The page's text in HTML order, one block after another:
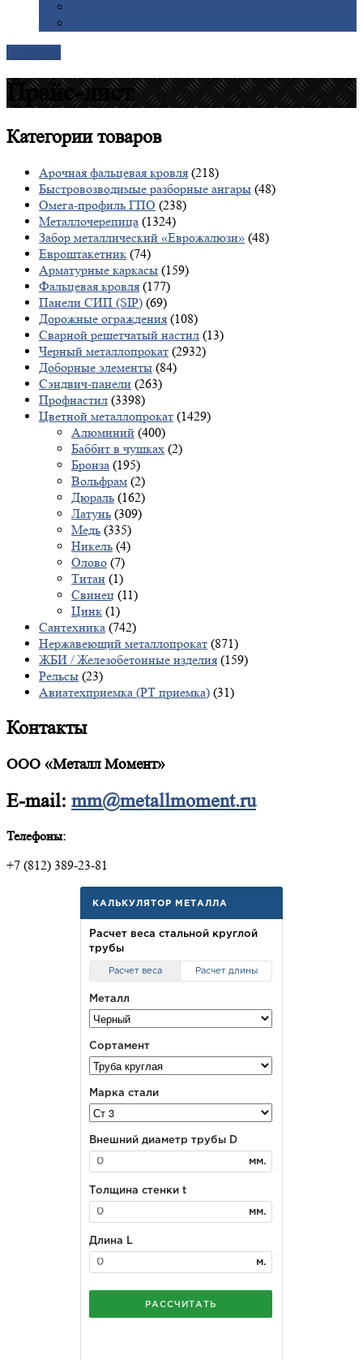
Прайс-лист
Категориитоваров
Арочная фальцевая кровля (218)
Быстровозводимые разборные ангары (48)
Омега-профиль ГПО (238)
Металлочерепица (1324)
Забор металлический «Еврожалюзи» (48)
Евроштакетник (74)
Арматурные каркасы (159)
Фальцевая кровля (177)
Панели СИП (SIP) (69)
Дорожные ограждения (108)
Сварной решетчатый настил (13)
Черный металлопрокат (2932)
Доборные элементы (84)
Сэндвич-панели (263)
Профнастил (3398)
Цветной металлопрокат (1429)
Алюминий (400)
Баббит в чушках (2)
Бронза (195)
Вольфрам (2)
Дюраль (162)
Латунь (309)
Медь (335)
Никель (4)
Олово (7)
Титан (1)
Свинец (11)
Цинк (1)
Сантехника (742)
Нержавеющий металлопрокат (871)
ЖБИ / Железобетонные изделия (159)
Рельсы (23)
Авиатехприемка (РТ приемка) (31)
Контакты
ООО «Металл Момент»
E-mail: mm@metallmoment.ru
Телефоны:
+7 (812) 389-23-81